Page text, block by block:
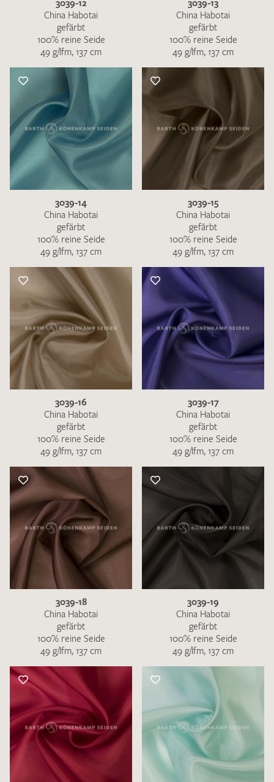
3039-12
China Habotai
gefärbt
100% reine Seide
49 g/lfm, 137 cm
3039-13
China Habotai
gefärbt
100% reine Seide
49 g/lfm, 137 cm
3039-14
China Habotai
gefärbt
100% reine Seide
49 g/lfm, 137 cm
3039-15
China Habotai
gefärbt
100% reine Seide
49 g/lfm, 137 cm
3039-16
China Habotai
gefärbt
100% reine Seide
49 g/lfm, 137 cm
3039-17
China Habotai
gefärbt
100% reine Seide
49 g/lfm, 137 cm
3039-18
China Habotai
gefärbt
100% reine Seide
49 g/lfm, 137 cm
3039-19
China Habotai
gefärbt
100% reine Seide
49 g/lfm, 137 cm